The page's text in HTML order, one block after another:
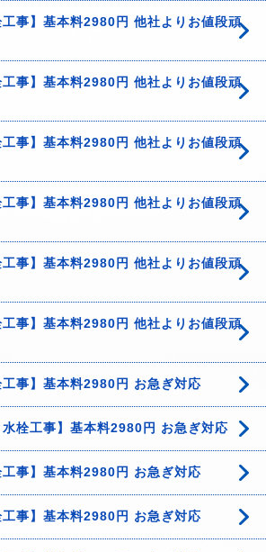
事】基本料2980円 他社よりお値段頑
事】基本料2980円 他社よりお値段頑
事】基本料2980円 他社よりお値段頑
事】基本料2980円 他社よりお値段頑
事】基本料2980円 他社よりお値段頑
事】基本料2980円 他社よりお値段頑
事】基本料2980円 お急ぎ対応
栓工事】基本料2980円 お急ぎ対応
事】基本料2980円 お急ぎ対応
事】基本料2980円 お急ぎ対応